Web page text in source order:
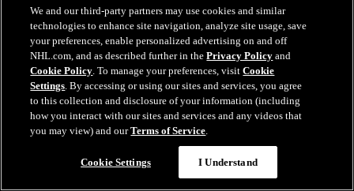
We and our third-party partners may use cookies and similar
technologies to enhance site navigation, analyze site usage, save
your preferences, enable personalized advertising on and off
NHL.com, and as described further in thePrivacy Policy and
Cookie Policy. To manage your preferences, visitCookie
Settings. By accessing or using our sites and services, you agree
to this collection and disclosure of your information (including
how you interact with our sites and services and any videos that
you may view) and ourTerms of Service.
Cookie Settings I Understand